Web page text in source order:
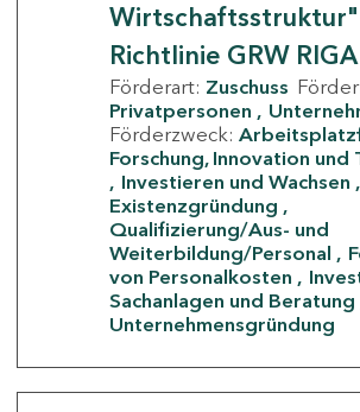
Richtlinie GRW RIGA
Förderart: Zuschuss
Privatpersonen
Förderzweck:
Forschung, Innovation und
Investieren und Wachsen
Existenzgründung
Qualifizierung/Aus- und
Weiterbildung/Personal
von Personalkosten
Sachanlagen und Beratung
Unternehmensgründung